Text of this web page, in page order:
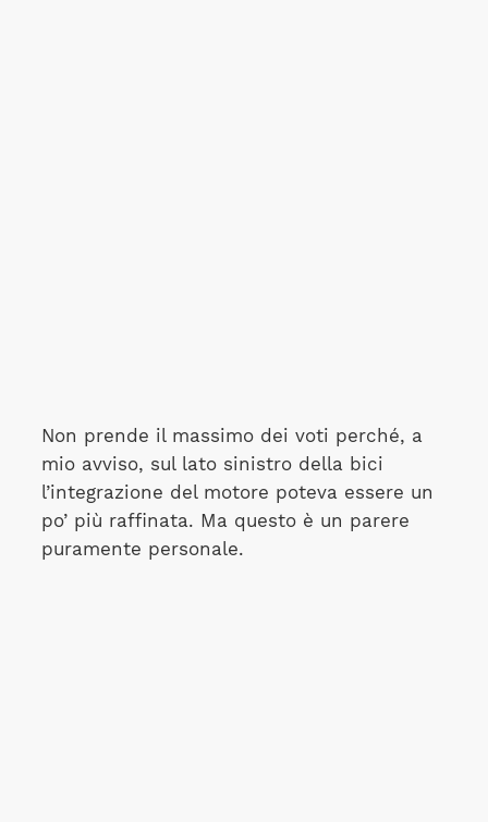
Non prende il massimo dei voti perché, a
mio avviso, sul lato sinistro della bici
l’integrazione del motore poteva essere un
po’ più raffinata. Ma questo è un parere
puramente personale.